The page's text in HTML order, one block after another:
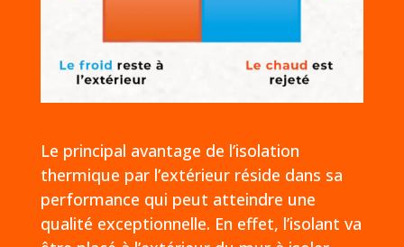
Le principal avantage de l’isolation
thermique par l’extérieur réside dans sa
performance qui peut atteindre une
qualité exceptionnelle. En effet, l’isolant va